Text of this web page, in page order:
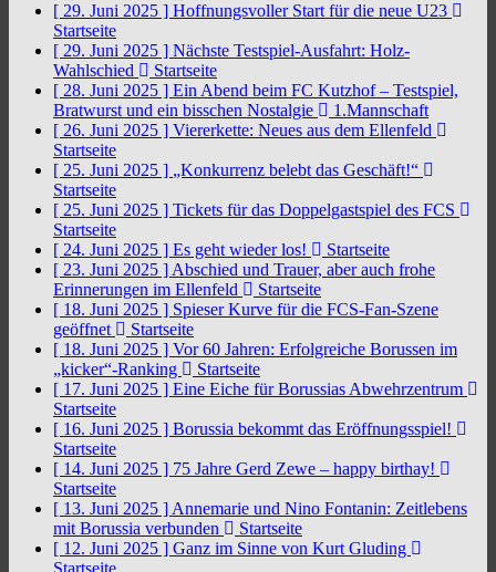
[ 29. Juni 2025 ] Hoffnungsvoller Start für die neue U23
Startseite
[ 29. Juni 2025 ] Nächste Testspiel-Ausfahrt: Holz-
Wahlschied
Startseite
[ 28. Juni 2025 ] Ein Abend beim FC Kutzhof – Testspiel,
Bratwurst und ein bisschen Nostalgie
1.Mannschaft
[ 26. Juni 2025 ] Viererkette: Neues aus dem Ellenfeld
Startseite
[ 25. Juni 2025 ] „Konkurrenz belebt das Geschäft!“
Startseite
[ 25. Juni 2025 ] Tickets für das Doppelgastspiel des FCS
Startseite
[ 24. Juni 2025 ] Es geht wieder los!
Startseite
[ 23. Juni 2025 ] Abschied und Trauer, aber auch frohe
Erinnerungen im Ellenfeld
Startseite
[ 18. Juni 2025 ] Spieser Kurve für die FCS-Fan-Szene
geöffnet
Startseite
[ 18. Juni 2025 ] Vor 60 Jahren: Erfolgreiche Borussen im
„kicker“-Ranking
Startseite
[ 17. Juni 2025 ] Eine Eiche für Borussias Abwehrzentrum
Startseite
[ 16. Juni 2025 ] Borussia bekommt das Eröffnungsspiel!
Startseite
[ 14. Juni 2025 ] 75 Jahre Gerd Zewe – happy birthay!
Startseite
[ 13. Juni 2025 ] Annemarie und Nino Fontanin: Zeitlebens
mit Borussia verbunden
Startseite
[ 12. Juni 2025 ] Ganz im Sinne von Kurt Gluding
Startseite